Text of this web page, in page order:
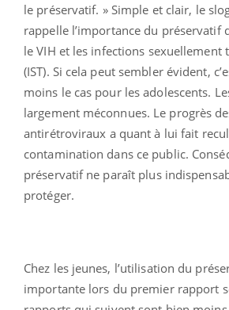
le préservatif. » Simple et clair, le
rappelle l’importance du préservatif
le VIH et les infections sexuellement
(IST). Si cela peut sembler évident,
moins le cas pour les adolescents.
largement méconnues. Le progrès
antirétroviraux a quant à lui fait
contamination dans ce public.
préservatif ne paraît plus
protéger.
Chez les jeunes, l’utilisation du
importante lors du premier rapport